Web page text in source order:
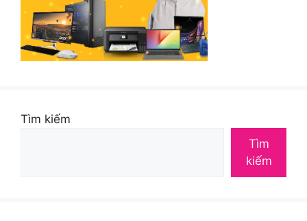
Tìm kiếm
Tìm
kiếm